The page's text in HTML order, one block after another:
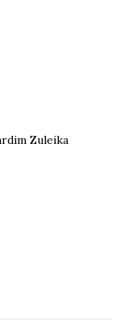
Zuleika